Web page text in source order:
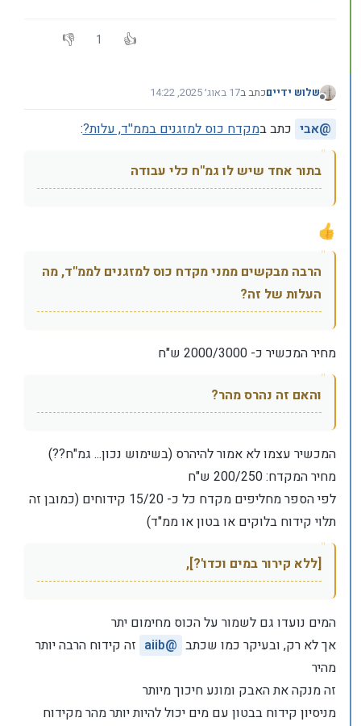
1
מנותק
שלוש ידייםכתב ב17 באוג׳ 2025, 14:22
נערך לאחרונה על ידי שלוש ידיים
@אבי כתב במקדח כוס למזגנים בממ''ד, עלות?:
בתור אחד שיש לו גמ''ח כלי עבודה
הרבה מבקשים ממני מקדח כוס למזגנים לממ''ד, מה
העלות של זה?
מחיר המכשיר כ- 2000/3000 ש"ח
והאם זה נהרס מהר?
המכשיר עצמו לא אמור להיהרס (בשימוש נכון... גמ"ח??)
מחיר המקדח: 200/250 ש"ח
לפי הספר מחליפים מקדח כל כ- 15/20 קידוחים (כמובן זה
תלוי קידוח בלוקים או בטון או ממ"ד)
[ללא קירור במים וכדו'?],
המים נועדו גם לשמור על הכוס מחימום יתר
אך לא רק, ובעיקר כמו שכתב @
aiib זה קידוח הרבה יותר
מהיר
זה מנקה את האבק ומונע חיכוך מיותר
מניסיון קידוח בבטון עם מים יכול להיות יותר מהר מקידוח